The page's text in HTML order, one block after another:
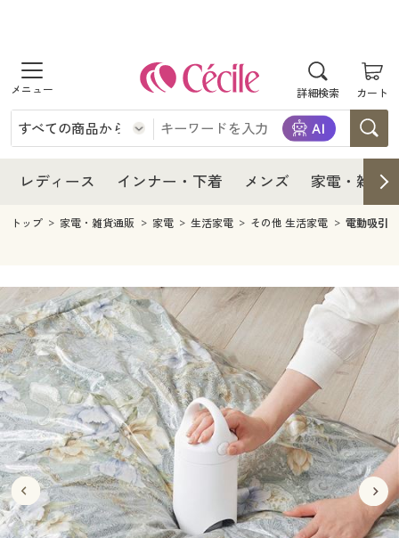
詳細検索 カート
商品を探す
レディース
レディースファッション
インナー・下着
インナー・下着通販すべて
メンズ下着
ジュニア・ティーンズ下着
メンズ
メンズファッション
メンズ下着
家電・雑貨すべて
家電
キッチン・雑貨・日用品
寝具・インテリア・家具
寝具・インテリア・家具通販すべて
家具・収納
寝具・ベッド
カーテン・ラグ・ファブリック
美容・健康
美容・健康通販すべて
美容・健康・サプリメント
制服・スクール
制服・スクールすべて
制服・学生服
大きいサイズ
大きいサイズ通販すべて
バーゲン
レディース インナー・下着 メンズ 家電・雑貨
レディース
レディース通販すべて
レディースファッション
インナー・下着
インナー・下着通販すべて
ジュニア・ティーンズ下着
メンズ
メンズ下着
家電
キッチン・雑貨・日用品
寝具・インテリア・家具通販すべて
家具・収納
寝具・ベッド
カーテン・ラグ・ファブリック
美容・健康
美容・健康通販すべて
美容・健康・サプリメント
制服・スクール
制服・スクールすべて
制服・学生服
ジュニア・ティーンズ下着
大きいサイズ
大きいサイズ通販すべて
大きいサイズ レディース服
バーゲン
バーゲンセール
詳細検索
トップ 家電・雑貨通販 家電 生活家電 その他 生活家電 電動吸引